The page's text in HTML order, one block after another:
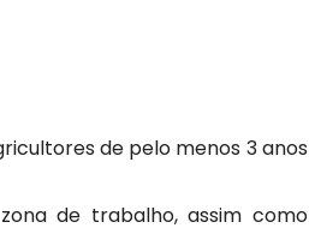
de pelo menos 3 anos
de trabalho, assim como